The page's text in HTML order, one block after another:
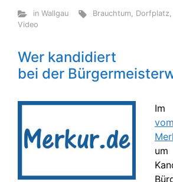
in Wallgau Brauchtum, Dorfplatz
Video
Wer kandidiert
bei der